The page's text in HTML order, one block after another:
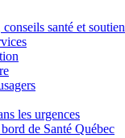
santé et soutien
les urgences
de Santé Québec